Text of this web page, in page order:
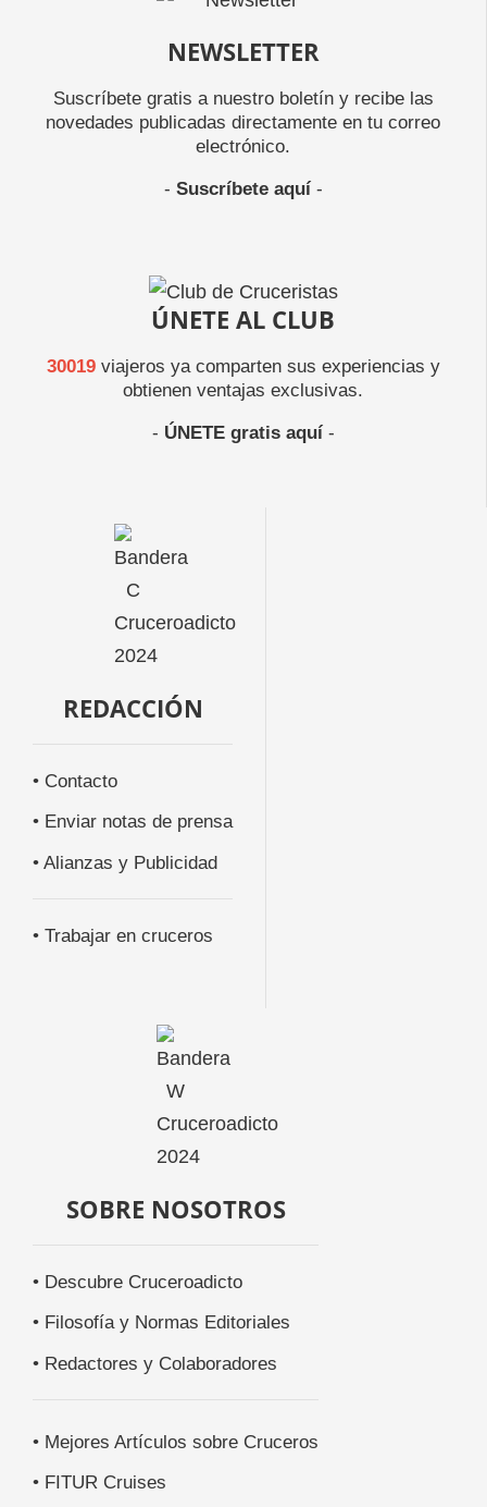
NEWSLETTER
Suscríbete gratis a nuestro boletín y recibe las
novedades publicadas directamente en tu correo
electrónico.
- Suscríbete aquí-
ÚNETE AL CLUB
30019viajeros ya comparten sus experiencias y
obtienen ventajas exclusivas.
- ÚNETE gratis aquí-
REDACCIÓN
• Contacto
• Enviar notas de prensa
• Alianzas y Publicidad
• Trabajar en cruceros
SOBRE NOSOTROS
• Descubre Cruceroadicto
• Filosofía y Normas Editoriales
• Redactores y Colaboradores
• Mejores Artículos sobre Cruceros
• FITUR Cruises